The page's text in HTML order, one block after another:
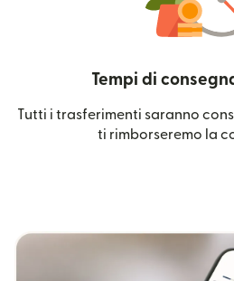
Tempi di
Tutti i trasferimenti saranno
ti rimborseremo la